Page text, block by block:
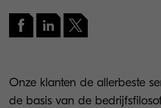
Onze klanten de allerbeste
de basis van de